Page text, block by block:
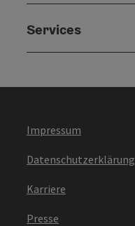
Services
Impressum
Datenschutzerklärung
Karriere
Presse